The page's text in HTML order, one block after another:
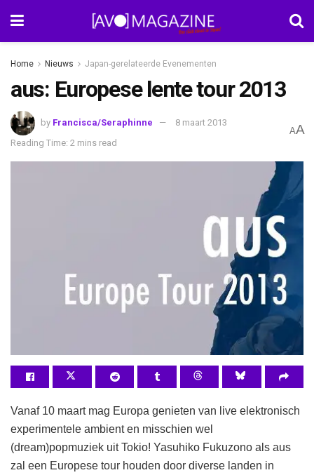
Home Nieuws Japan-gerelateerde Evenementen
aus: Europese lente tour 2013
by Francisca/Seraphinne
8 maart 2013
Reading Time: 2 mins read
AA
Vanaf 10 maart mag Europa genieten van live elektronisch
experimentele ambient en misschien wel
(dream)popmuziek uit Tokio! Yasuhiko Fukuzono als aus
zal een Europese tour houden door diverse landen in